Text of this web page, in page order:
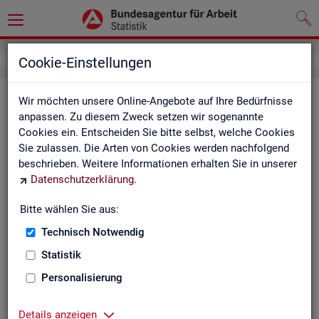
Cookie-Einstellungen
Wir möchten unsere Online-Angebote auf Ihre Bedürfnisse
anpassen. Zu diesem Zweck setzen wir sogenannte
Cookies ein. Entscheiden Sie bitte selbst, welche Cookies
Sie zulassen. Die Arten von Cookies werden nachfolgend
beschrieben. Weitere Informationen erhalten Sie in unserer
Datenschutzerklärung.
Bitte wählen Sie aus:
Technisch Notwendig
Statistik
Personalisierung
Details anzeigen
Kon­takt
Nut­zen Sie die Mög­lich­keit mit uns in Kon­takt zu tre­ten!
Sie haben Fra­gen zum An­ge­bot?
Sie be­nö­ti­gen auf Ihre Fra­ge­stel­lung zu­ge­schnit­te­ne Son­der­
Ihr Sta­tis­tik-Ser­vice hilft Ihnen wei­ter!
Zen­tra­ler Sta­tis­tik-Ser­vice